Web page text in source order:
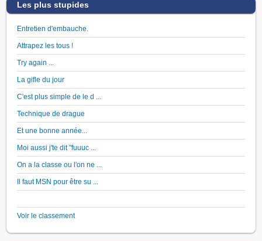
Les plus stupides
Entretien d'embauche.
Attrapez les tous !
Try again ...
La gifle du jour
C'est plus simple de le d ...
Technique de drague
Et une bonne année...
Moi aussi j'te dit "fuuuc ...
On a la classe ou l'on ne ...
Il faut MSN pour être su ...
Voir le classement